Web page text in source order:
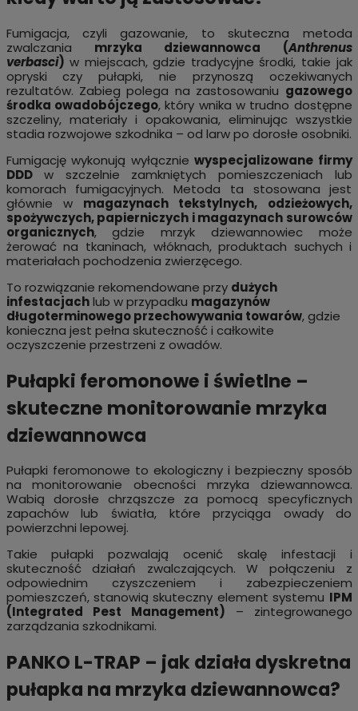
Fumigacja, czyli gazowanie, to skuteczna metoda
zwalczania mrzyka dziewannowca (Anthrenus
verbasci) w miejscach, gdzie tradycyjne środki, takie jak
opryski czy pułapki, nie przynoszą oczekiwanych
rezultatów. Zabieg polega na zastosowaniu gazowego
środka owadobójczego, który wnika w trudno dostępne
szczeliny, materiały i opakowania, eliminując wszystkie
stadia rozwojowe szkodnika – od larw po dorosłe osobniki.
Fumigację wykonują wyłącznie wyspecjalizowane firmy
DDDw szczelnie zamkniętych pomieszczeniach lub
komorach fumigacyjnych. Metoda ta stosowana jest
głównie w magazynach tekstylnych, odzieżowych,
spożywczych, papierniczych i magazynach surowców
organicznych, gdzie mrzyk dziewannowiec może
żerować na tkaninach, włóknach, produktach suchych i
materiałach pochodzenia zwierzęcego.
To rozwiązanie rekomendowane przy dużych
infestacjachlub w przypadku magazynów
długoterminowego przechowywania towarów, gdzie
konieczna jest pełna skuteczność i całkowite
oczyszczenie przestrzeni z owadów.
Pułapki feromonowe i świetlne –
skuteczne monitorowanie mrzyka
dziewannowca
Pułapki feromonowe to ekologiczny i bezpieczny sposób
na monitorowanie obecności mrzyka dziewannowca.
Wabią dorosłe chrząszcze za pomocą specyficznych
zapachów lub światła, które przyciąga owady do
powierzchni lepowej.
Takie pułapki pozwalają ocenić skalę infestacji i
skuteczność działań zwalczających. W połączeniu z
odpowiednim czyszczeniem i zabezpieczeniem
pomieszczeń, stanowią skuteczny element systemu IPM
(Integrated Pest Management) – zintegrowanego
zarządzania szkodnikami.
PANKO L-TRAP – jak działa dyskretna
pułapka na mrzyka dziewannowca?